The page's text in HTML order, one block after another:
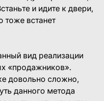
и идите к двери,
тоже встанет
вид реализации
«продажников».
довольно сложно,
данного метода